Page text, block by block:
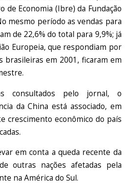
Economia (Ibre) da Fundação
mesmo período as vendas para
de 22,6% do total para 9,9%; já
Europeia, que respondiam por
brasileiras em 2001, ficaram em
consultados pelo jornal, o
da China está associado, em
crescimento econômico do país
em conta a queda recente da
outras nações afetadas pela
na América do Sul.